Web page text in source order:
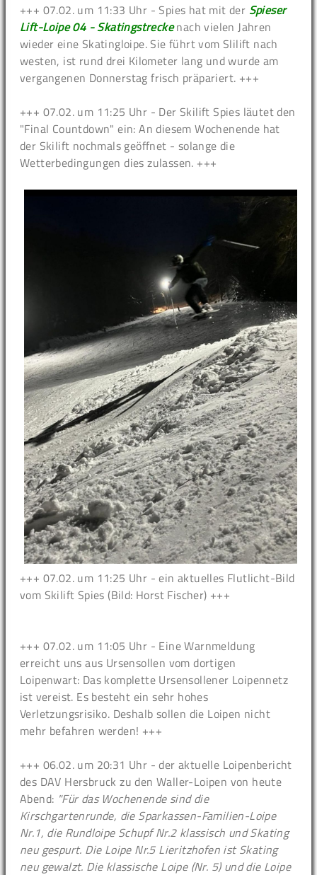
+++ 07.02. um 11:33 Uhr - Spies hat mit der Spieser
Lift-Loipe 04 - Skatingstreckenach vielen Jahren
wieder eine Skatingloipe. Sie führt vom Slilift nach
westen, ist rund drei Kilometer lang und wurde am
vergangenen Donnerstag frisch präpariert. +++
+++ 07.02. um 11:25 Uhr - Der Skilift Spies läutet den
"Final Countdown" ein: An diesem Wochenende hat
der Skilift nochmals geöffnet - solange die
Wetterbedingungen dies zulassen. +++
+++ 07.02. um 11:25 Uhr - ein aktuelles Flutlicht-Bild
vom Skilift Spies (Bild: Horst Fischer) +++
+++ 07.02. um 11:05 Uhr - Eine Warnmeldung
erreicht uns aus Ursensollen vom dortigen
Loipenwart: Das komplette Ursensollener Loipennetz
ist vereist. Es besteht ein sehr hohes
Verletzungsrisiko. Deshalb sollen die Loipen nicht
mehr befahren werden! +++
+++ 06.02. um 20:31 Uhr - der aktuelle Loipenbericht
des DAV Hersbruck zu den Waller-Loipen von heute
Abend: "Für das Wochenende sind die
Kirschgartenrunde, die Sparkassen-Familien-Loipe
Nr.1, die Rundloipe Schupf Nr.2 klassisch und Skating
neu gespurt. Die Loipe Nr.5 Lieritzhofen ist Skating
neu gewalzt. Die klassische Loipe (Nr. 5) und die Loipe